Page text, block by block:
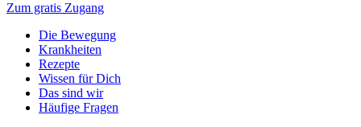
Zum gratis Zugang
Die Bewegung
Krankheiten
Rezepte
Wissen für Dich
Das sind wir
Häufige Fragen